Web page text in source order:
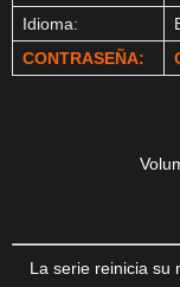
Idioma:
CONTRASEÑA:
La serie reinicia su